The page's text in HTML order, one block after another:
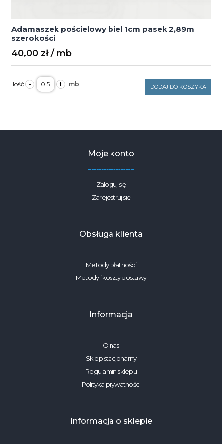
Adamaszek pościelowy biel 1cm pasek 2,89m
szerokości
40,00 zł
- ilość
Adamaszek
pościelowy
szerokości
+ DODAJ DO KOSZYKA
Moje konto
Zaloguj się
Zarejestruj się
Obsługa klienta
Metody płatności
Metody i koszty dostawy
Informacja
O nas
Sklep stacjonarny
Regulamin sklepu
Polityka prywatności
Informacja o sklepie